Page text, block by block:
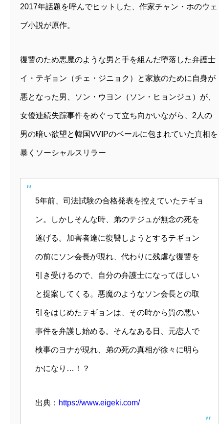
2017年話題を呼んでヒットした、作家チャン・ホのウェ
ブ小説が原作。
復讐のため悪魔のような男と手を組んだ堕落した弁護士
イ・テギョン（チェ・ジニョク）と家族のために自身が
悪となった男、ソン・ウヨン（ソン・ヒョンジュ）が、
女優連続失踪事件をめぐって立ち向かいながら、2人の
男の暗い欲望と韓国VVIPのベールに包まれていた真相を
暴くソーシャルスリラー
5年前、司法試験の合格発表を控えていたテギョ
ン。しかしそんな時、弟のテジュが無念の死を
遂げる。加害者達に復讐しようとするテギョン
の前にソン会長が現れ、代わりに残虐な復讐を
引き受けるので、自分の弁護士になってほしい
と提案してくる。悪魔のようなソン会長との取
引をはじめたテギョンは、その時から質の悪い
事件を弁護し始める。そんなある日、元恋人で
検事のヨナが現れ、弟の死の真相が徐々に明ら
かになり…！？
出典： https://www.eigeki.com/